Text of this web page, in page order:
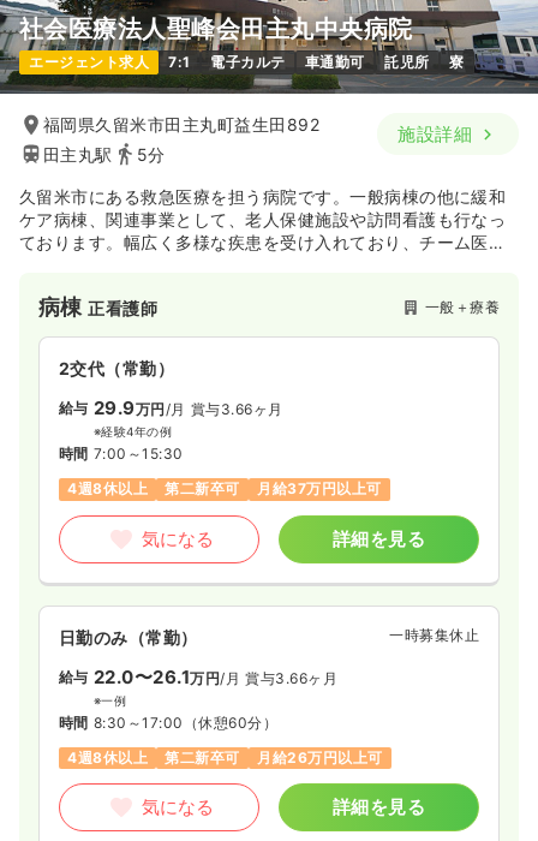
社会医療法人聖峰会田主丸中央病院
エージェント求人 7:1 電子カルテ 車通勤可 託児所 寮
福岡県久留米市田主丸町益生田892
田主丸駅
5分
施設詳細
久留米市にある救急医療を担う病院です。一般病棟の他に緩和
ケア病棟、関連事業として、老人保健施設や訪問看護も行なっ
ております。幅広く多様な疾患を受け入れており、チーム医療
病棟正看護師 一般＋療養
2交代（常勤）
給与 29.9万円/月 賞与3.66ヶ月
※経験4年の例
時間 7:00～15:30
4週8休以上
第二新卒可 月給37万円以上可
気になる 詳細を見る
日勤のみ（常勤） 一時募集休止
給与 22.0〜26.1万円/月 賞与3.66ヶ月
※一例
時間 8:30～17:00 （休憩60分）
4週8休以上
第二新卒可 月給26万円以上可
気になる 詳細を見る